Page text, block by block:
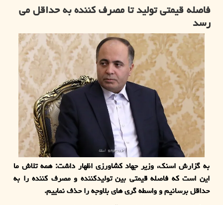
فاصله قیمتی تولید تا مصرف کننده به حداقل می
رسد
به گزارش اسنک، وزیر جهاد کشاورزی اظهار داشت: همه تلاش ما
این است که فاصله قیمتی بین تولیدکننده و مصرف کننده را به
حداقل برسانیم و واسطه گری های بلاوجه را حذف نماییم.